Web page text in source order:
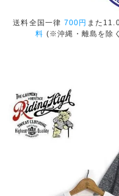
送料全国一律 700円 また
料 (※沖縄・離島を除